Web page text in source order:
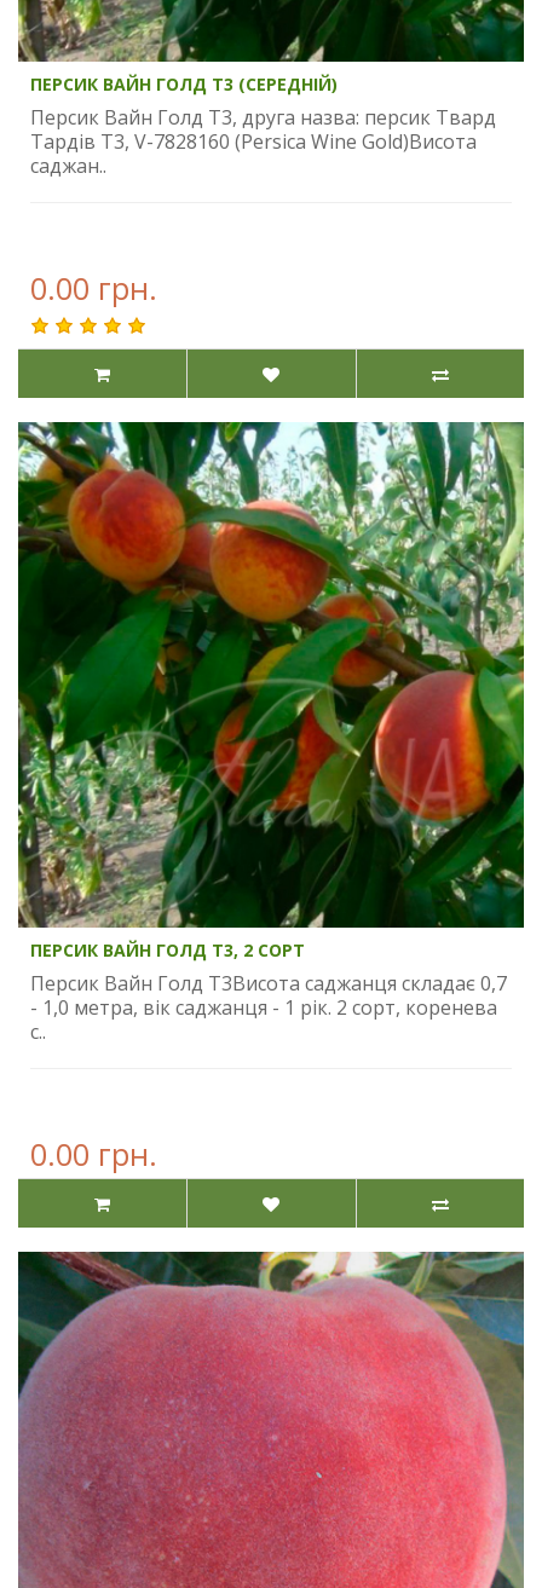
ПЕРСИК ВАЙН ГОЛД Т3 (СЕРЕДНІЙ)
Персик Вайн Голд Т3, друга назва: персик Твард
Тардів T3, V-7828160 (Persica Wine Gold)Висота
саджан..
0.00 грн.
ПЕРСИК ВАЙН ГОЛД Т3, 2 СОРТ
Персик Вайн Голд Т3Висота саджанця складає 0,7
- 1,0 метра, вік саджанця - 1 рік. 2 сорт, коренева
с..
0.00 грн.